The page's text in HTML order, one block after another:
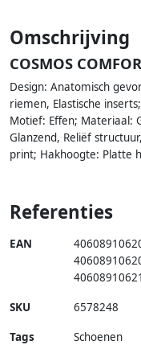
Omschrijving
COSMOS
Design: Anatomisch
riemen, Elastische
Motief: Effen; Materiaal:
Glanzend, Reliëf
print; Hakhoogte: Platte
Referenties
EAN
SKU 6578248
Tags
Schoenen